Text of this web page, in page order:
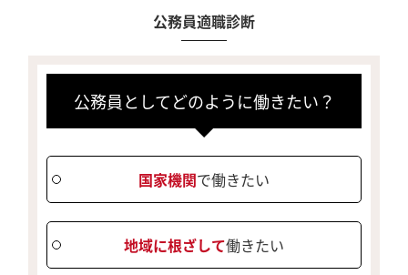
公務員適職診断
公務員としてどのように働きたい？
国家機関で働きたい
地域に根ざして働きたい